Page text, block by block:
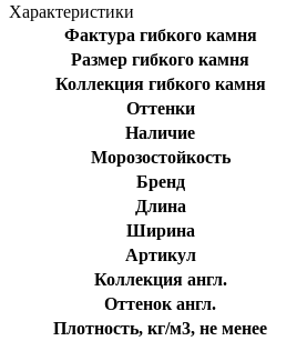
Характеристики
Фактура гибкого камня
Размер гибкого камня
Коллекция гибкого камня
Оттенки
Наличие
Морозостойкость
Бренд
Длина
Ширина
Артикул
Коллекция англ.
Оттенок англ.
Плотность, кг/м3, не менее